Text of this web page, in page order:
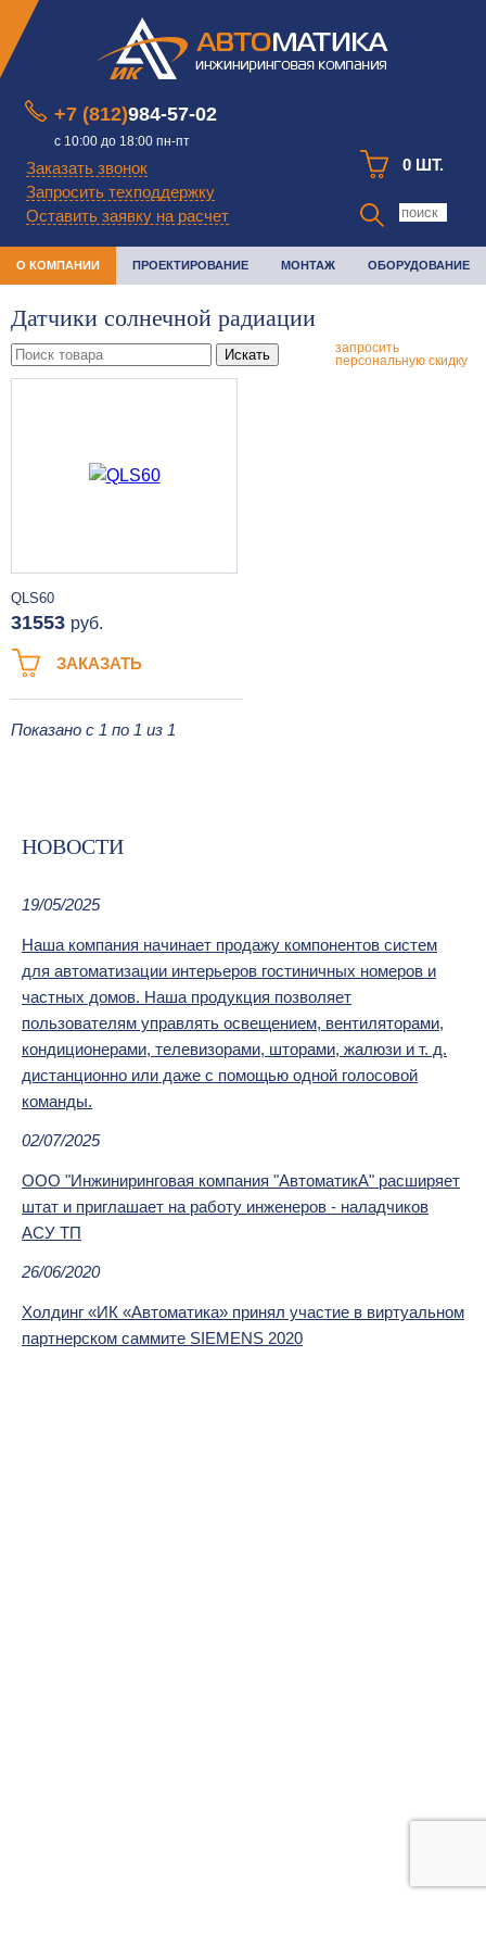
+7 (812)984-57-02
с 10:00 до 18:00 пн-пт
Заказать звонок
Запросить техподдержку
Оставить заявку на расчет
0 ШТ.
О КОМПАНИИ ПРОЕКТИРОВАНИЕ МОНТАЖ ОБОРУДОВАНИЕ
Датчики солнечной радиации
Искать
запросить
персональную скидку
QLS60
31553 руб.
ЗАКАЗАТЬ
Показано с 1 по 1 из 1
НОВОСТИ
19/05/2025
Наша компания начинает продажу компонентов систем
для автоматизации интерьеров гостиничных номеров и
частных домов. Наша продукция позволяет
пользователям управлять освещением, вентиляторами,
кондиционерами, телевизорами, шторами, жалюзи и т. д.
дистанционно или даже с помощью одной голосовой
команды.
02/07/2025
ООО "Инжиниринговая компания "АвтоматикА" расширяет
штат и приглашает на работу инженеров - наладчиков
АСУ ТП
26/06/2020
Холдинг «ИК «Автоматика» принял участие в виртуальном
партнерском саммите SIEMENS 2020